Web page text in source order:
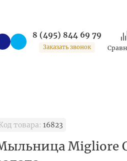
8 (495) 844 69 79
Заказать звонок
товара: 16823
Migliore